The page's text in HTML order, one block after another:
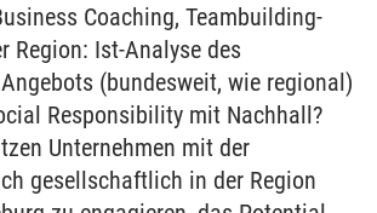
Coaching, Teambuilding-
Region: Ist-Analyse des
(bundesweit, wie regional)
Responsibility mit Nachhall?
Unternehmen mit der
gesellschaftlich in der Region